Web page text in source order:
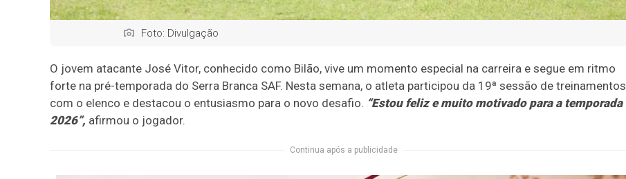
Foto: Divulgação
O jovem atacante José Vitor, conhecido como Bilão, vive um momento especial na carreira e segue em ritmo
forte na pré-temporada do Serra Branca SAF. Nesta semana, o atleta participou da 19ª sessão de treinamentos
com o elenco e destacou o entusiasmo para o novo desafio. “Estou feliz e muito motivado para a temporada
2026”, afirmou o jogador.
Continua após a publicidade